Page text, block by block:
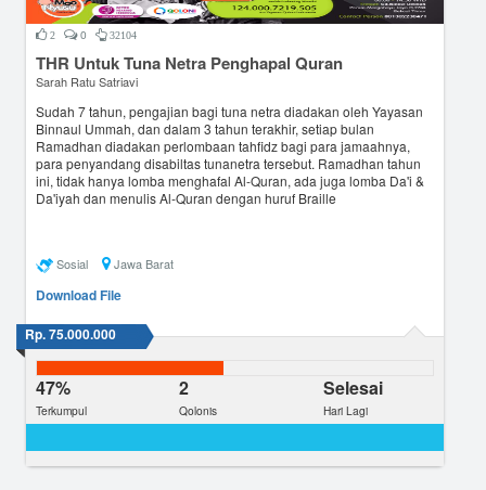
2 0 32104
THR Untuk Tuna Netra Penghapal Quran
Sarah Ratu Satriavi
Sudah 7 tahun, pengajian bagi tuna netra diadakan oleh Yayasan
Binnaul Ummah, dan dalam 3 tahun terakhir, setiap bulan
Ramadhan diadakan perlombaan tahfidz bagi para jamaahnya,
para penyandang disabiltas tunanetra tersebut. Ramadhan tahun
ini, tidak hanya lomba menghafal Al-Quran, ada juga lomba Da'i &
Da'iyah dan menulis Al-Quran dengan huruf Braille
Sosial Jawa Barat
Download File
Rp. 75.000.000
47%
Terkumpul
2
Qolonis
Selesai
Hari Lagi